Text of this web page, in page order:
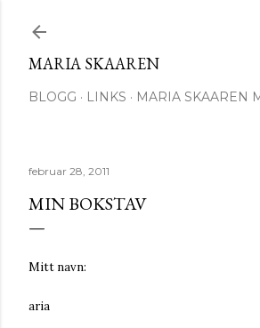
MARIA SKAAREN
BLOGG LINKS MARIA SKAAREN
februar 28, 2011
MIN BOKSTAV
Mitt navn:
aria